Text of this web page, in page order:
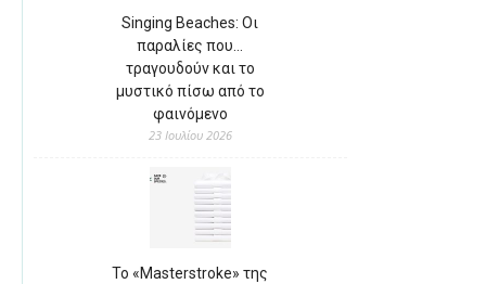
Singing Beaches: Οι
παραλίες που…
τραγουδούν και το
μυστικό πίσω από το
φαινόμενο
23 Ιουλίου 2026
Το «Masterstroke» της